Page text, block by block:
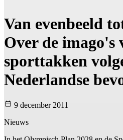
Van evenbeeld
Over de
sporttakken
Nederlandse
9 december 2011
Nieuws